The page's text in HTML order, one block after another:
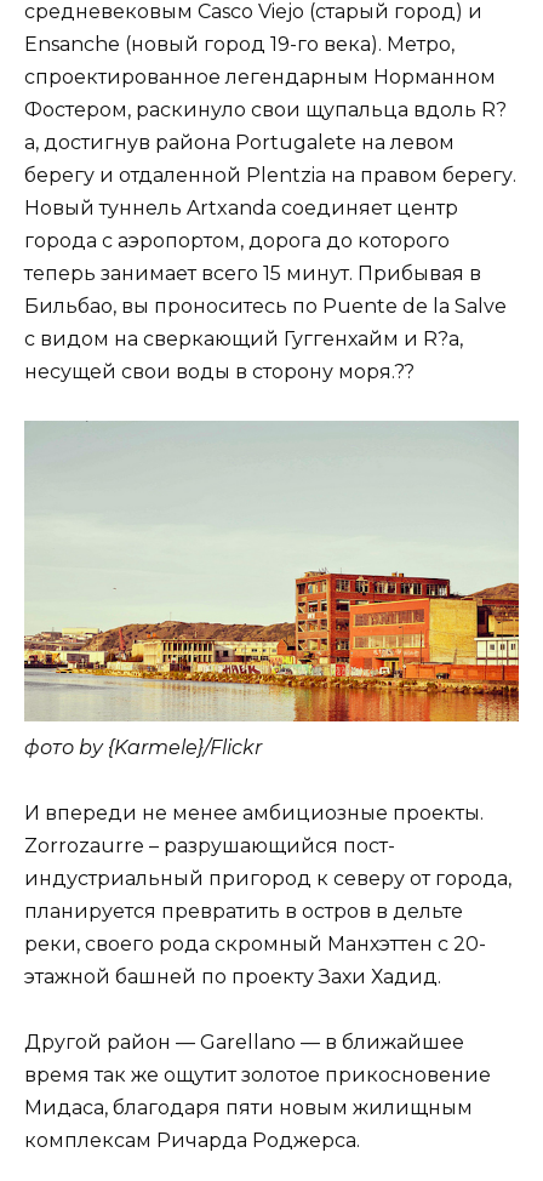
средневековым Casco Viejo (старый город) и
Ensanche (новый город 19-го века). Метро,
спроектированное легендарным Норманном
Фостером, раскинуло свои щупальца вдоль R?
a, достигнув района Portugalete на левом
берегу и отдаленной Plentzia на правом берегу.
Новый туннель Artxanda соединяет центр
города с аэропортом, дорога до которого
теперь занимает всего 15 минут. Прибывая в
Бильбао, вы проноситесь по Puente de la Salve
с видом на сверкающий Гуггенхайм и R?a,
несущей свои воды в сторону моря.??
фото by {Karmele}/Flickr
И впереди не менее амбициозные проекты.
Zorrozaurre – разрушающийся пост-
индустриальный пригород к северу от города,
планируется превратить в остров в дельте
реки, своего рода скромный Манхэттен с 20-
этажной башней по проекту Захи Хадид.
Другой район — Garellano — в ближайшее
время так же ощутит золотое прикосновение
Мидаса, благодаря пяти новым жилищным
комплексам Ричарда Роджерса.